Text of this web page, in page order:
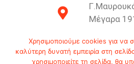
Μέγαρα
© Copyright 2019
Χρησιμοποιούμε cookies για να
καλύτερη δυνατή εμπειρία στη
χρησιμοποιείτε τη σελίδα, θα